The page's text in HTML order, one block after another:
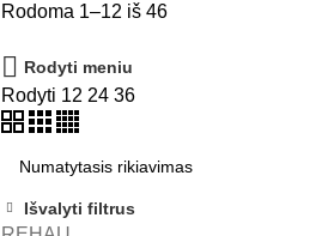
Rodoma 1–12 iš 46
Rodyti meniu
Rodyti 12 24 36
Išvalyti filtrus